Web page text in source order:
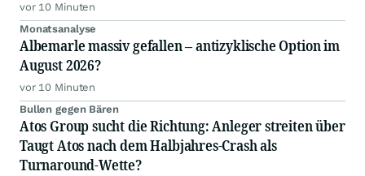
vor 10 Minuten
Monatsanalyse
Albemarle massiv gefallen – antizyklische Option im
August 2026?
vor 10 Minuten
Bullen gegen Bären
Atos Group sucht die Richtung: Anleger streiten über
Taugt Atos nach dem Halbjahres-Crash als
Turnaround-Wette?